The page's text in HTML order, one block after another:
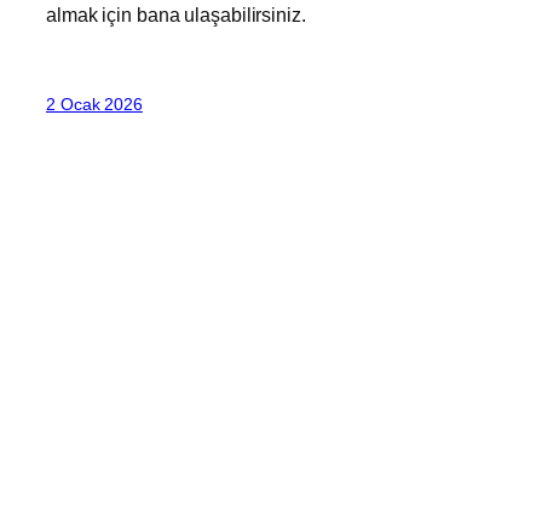
almak için bana ulaşabilirsiniz.
2 Ocak 2026